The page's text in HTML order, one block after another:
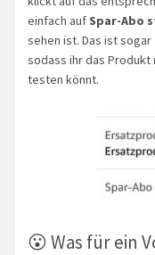
einfach auf Spar-Abo
sehen ist. Das ist sogar
sodass ihr das Produkt
testen könnt.
😮 Was für ein